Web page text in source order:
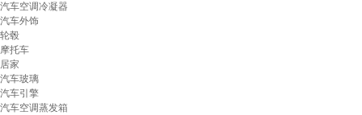
汽车空调冷凝器
汽车外饰
轮毂
摩托车
居家
汽车玻璃
汽车引擎
汽车空调蒸发箱